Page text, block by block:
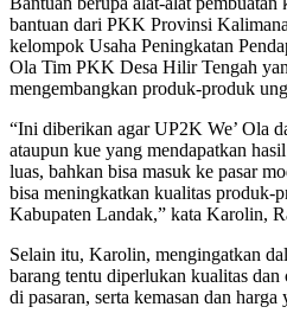
bantuan dari PKK Provinsi
kelompok Usaha Peningkatan
Ola Tim PKK Desa Hilir Tengah
mengembangkan produk-produk
“Ini diberikan agar UP2K We’ Ola
ataupun kue yang mendapatkan
luas, bahkan bisa masuk ke pasar
bisa meningkatkan kualitas produk-
Kabupaten Landak,” kata Karolin,
Selain itu, Karolin, mengingatkan
barang tentu diperlukan kualitas
di pasaran, serta kemasan dan harga